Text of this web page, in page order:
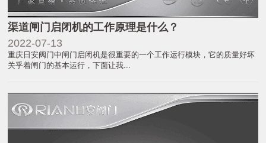
渠道闸门启闭机的工作原理是什么？
2022-07-13
重庆日安阀门中闸门启闭机是很重要的一个工作运行模块，它的质量好坏
关乎着闸门的基本运行，下面让我...